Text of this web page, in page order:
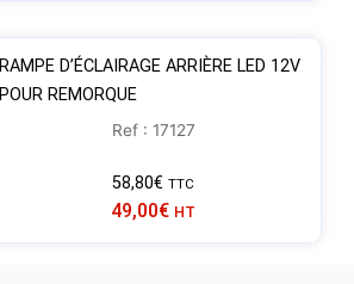
RAMPE D’ÉCLAIRAGE ARRIÈRE LED 12V
POUR REMORQUE
Ref : 17127
58,80€ TTC
49,00€ HT